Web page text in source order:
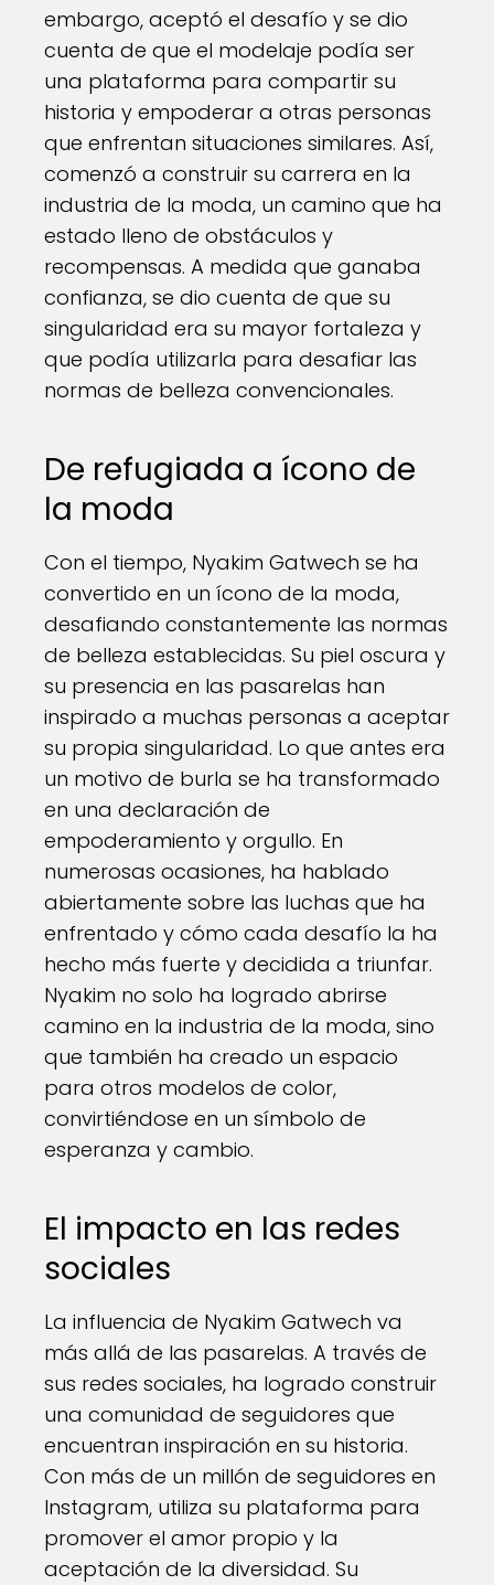
embargo, aceptó el desafío y se dio
cuenta de que el modelaje podía ser
una plataforma para compartir su
historia y empoderar a otras personas
que enfrentan situaciones similares. Así,
comenzó a construir su carrera en la
industria de la moda, un camino que ha
estado lleno de obstáculos y
recompensas. A medida que ganaba
confianza, se dio cuenta de que su
singularidad era su mayor fortaleza y
que podía utilizarla para desafiar las
normas de belleza convencionales.
De refugiada a ícono de
la moda
Con el tiempo, Nyakim Gatwech se ha
convertido en un ícono de la moda,
desafiando constantemente las normas
de belleza establecidas. Su piel oscura y
su presencia en las pasarelas han
inspirado a muchas personas a aceptar
su propia singularidad. Lo que antes era
un motivo de burla se ha transformado
en una declaración de
empoderamiento y orgullo. En
numerosas ocasiones, ha hablado
abiertamente sobre las luchas que ha
enfrentado y cómo cada desafío la ha
hecho más fuerte y decidida a triunfar.
Nyakim no solo ha logrado abrirse
camino en la industria de la moda, sino
que también ha creado un espacio
para otros modelos de color,
convirtiéndose en un símbolo de
esperanza y cambio.
El impacto en las redes
sociales
La influencia de Nyakim Gatwech va
más allá de las pasarelas. A través de
sus redes sociales, ha logrado construir
una comunidad de seguidores que
encuentran inspiración en su historia.
Con más de un millón de seguidores en
Instagram, utiliza su plataforma para
promover el amor propio y la
aceptación de la diversidad. Su